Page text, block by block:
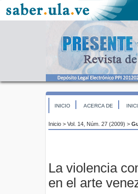
INICIO ACERCA DE
Inicio > Vol. 14, Núm. 27 (2009) >
La violencia
en el arte